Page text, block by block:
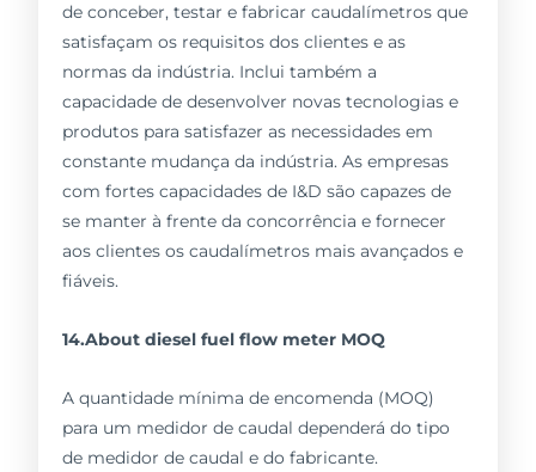
de conceber, testar e fabricar caudalímetros que
satisfaçam os requisitos dos clientes e as
normas da indústria. Inclui também a
capacidade de desenvolver novas tecnologias e
produtos para satisfazer as necessidades em
constante mudança da indústria. As empresas
com fortes capacidades de I&D são capazes de
se manter à frente da concorrência e fornecer
aos clientes os caudalímetros mais avançados e
fiáveis.
14.About diesel fuel flow meter MOQ
A quantidade mínima de encomenda (MOQ)
para um medidor de caudal dependerá do tipo
de medidor de caudal e do fabricante.